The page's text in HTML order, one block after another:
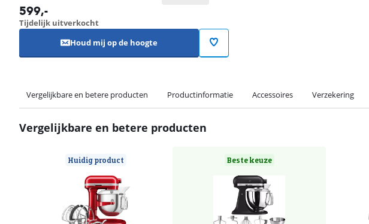
599,-
Tijdelijk uitverkocht
Houd mij op de hoogte
Vergelijkbare en betere producten Productinformatie Accessoires Verzekering
Vergelijkbare en betere producten
Huidig product Beste keuze